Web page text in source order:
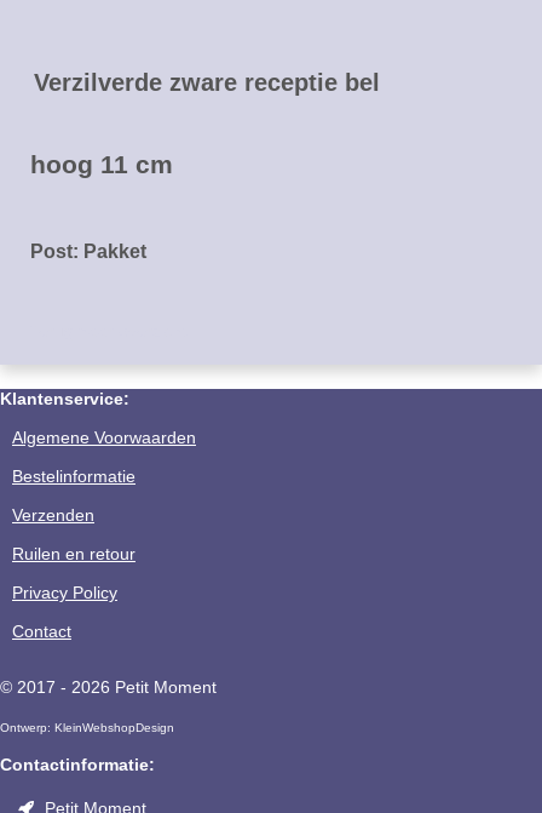
Verzilverde zware receptie bel
hoog 11 cm
Post: Pakket
Klantenservice:
Algemene Voorwaarden
Bestelinformatie
Verzenden
Ruilen en retour
Privacy Policy
Contact
© 2017 - 2026 Petit Moment
Ontwerp: KleinWebshopDesign
Contactinformatie:
Petit Moment